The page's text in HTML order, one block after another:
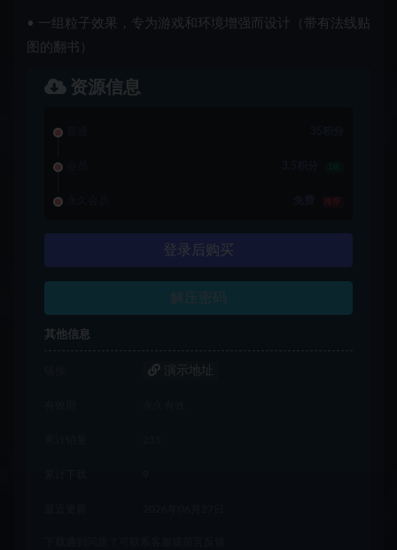
• 一组粒子效果，专为游戏和环境增强而设计（带有法线贴
图的翻书）
资源信息
推荐
登录后购买
解压密码
其他信息
演示地址